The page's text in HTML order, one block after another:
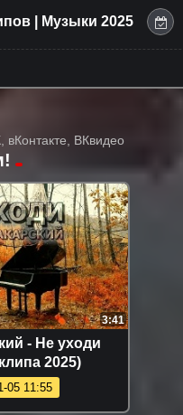
| Музыки 2025
вКонтакте, ВКвидео
3:41
- Не уходи
2025)
05 11:55